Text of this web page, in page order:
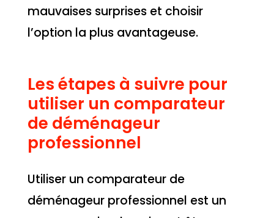
mauvaises surprises et choisir
l’option la plus avantageuse.
Les étapes à suivre pour
utiliser un comparateur
de déménageur
professionnel
Utiliser un comparateur de
déménageur professionnel est un